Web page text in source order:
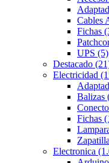
Cables
Fichas
UPS (5)
Destacado
Electricidad
Balizas
Fichas
Electronica